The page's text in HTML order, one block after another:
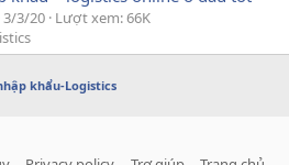
3/3/20 Lượt xem: 66K
khẩu-Logistics